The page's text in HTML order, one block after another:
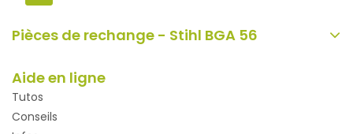
Pièces de rechange - Stihl BGA 56
Aide en ligne
Tutos
Conseils